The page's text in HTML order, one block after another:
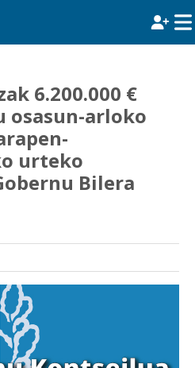
6.200.000 €
arloko
urteko
Bilera